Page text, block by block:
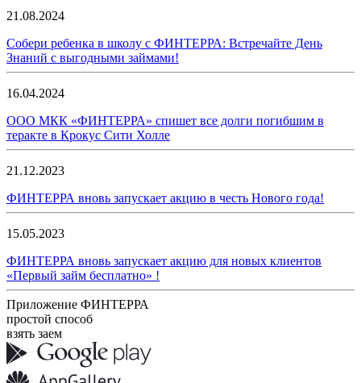
21.08.2024
Собери ребенка в школу с ФИНТЕРРА: Встречайте День
Знаний с выгодными займами!
16.04.2024
ООО МКК «ФИНТЕРРА» спишет все долги погибшим в
теракте в Крокус Сити Холле
21.12.2023
ФИНТЕРРА вновь запускает акцию в честь Нового года!
15.05.2023
ФИНТЕРРА вновь запускает акцию для новых клиентов
«Первый займ бесплатно» !
Приложение ФИНТЕРРА
простой способ
взять заем